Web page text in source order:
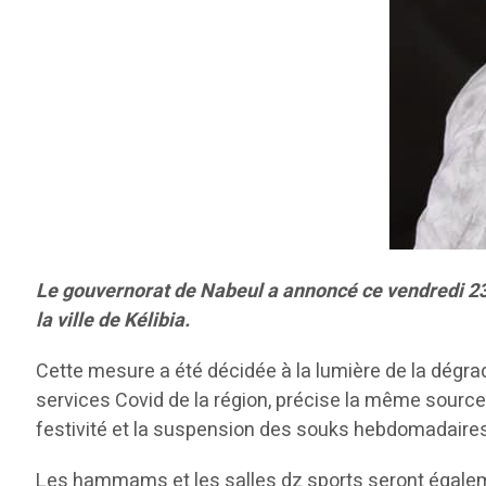
Le gouvernorat de Nabeul a annoncé ce vendredi
la ville de Kélibia.
Cette mesure a été décidée à la lumière de la
services Covid de la région, précise la même
festivité et la suspension des souks